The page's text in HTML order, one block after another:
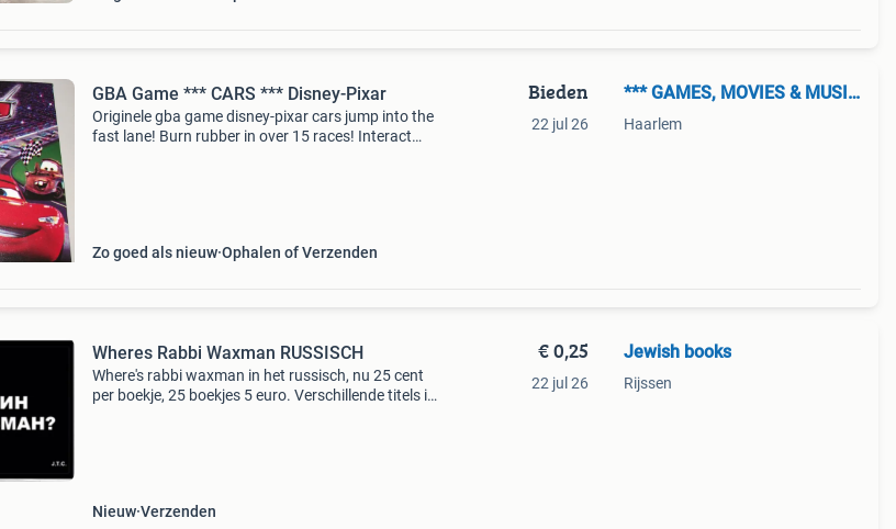
GBA Game *** CARS *** Disney-Pixar
Originele gba game disney-pixar cars jump into the
fast lane! Burn rubber in over 15 races! Interact
Zo goed als nieuw Ophalen of Verzenden
Bieden
22 jul 26
*** GAMES, MOVIES & MUSIC ***
Haarlem
Wheres Rabbi Waxman RUSSISCH
Where's rabbi waxman in het russisch, nu 25 cent
per boekje, 25 boekjes 5 euro. Verschillende titels in
Nieuw Verzenden
€ 0,25
22 jul 26
Jewish books
Rijssen